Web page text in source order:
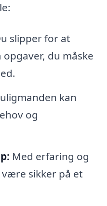
slipper for at
du måske
kan
og
Med erfaring og
sikker på et